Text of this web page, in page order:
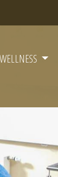
WELLNESS